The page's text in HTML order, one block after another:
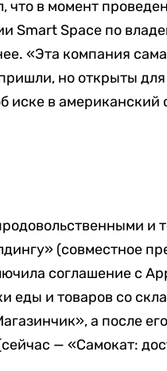
в момент
Smart Space по
«Эта компания
но открыты
иске в американский
и
(совместное
соглашение с
еды и товаров со
а после
— «Самокат: